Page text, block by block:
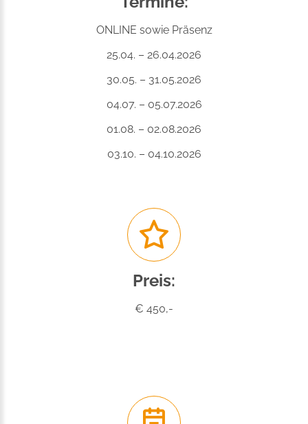
ONLINE sowie Präsenz
25.04. – 26.04.2026
30.05. – 31.05.2026
04.07. – 05.07.2026
01.08. – 02.08.2026
03.10. – 04.10.2026
Preis:
€ 450,-